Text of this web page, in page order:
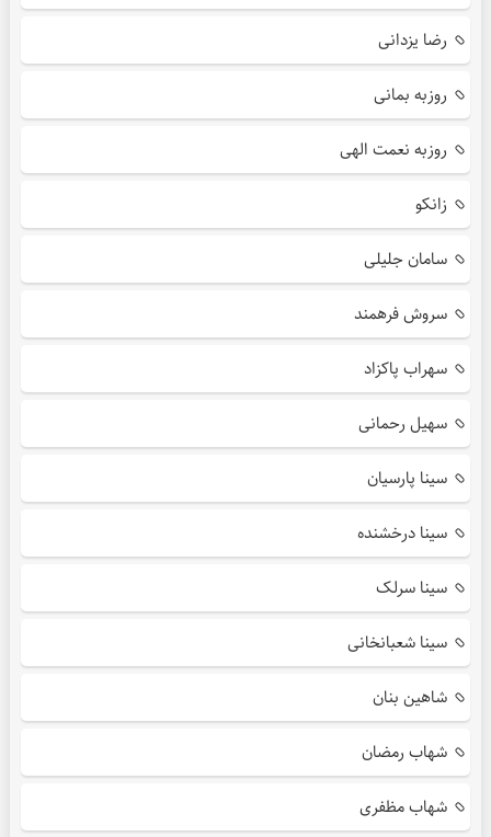
رضا یزدانی
روزبه بمانی
روزبه نعمت الهی
زانکو
سامان جلیلی
سروش فرهمند
سهراب پاکزاد
سهیل رحمانی
سینا پارسیان
سینا درخشنده
سینا سرلک
سینا شعبانخانی
شاهین بنان
شهاب رمضان
شهاب مظفری